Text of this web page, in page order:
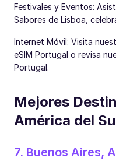
Festivales y Eventos:
Sabores de Lisboa,
Internet Móvil: Visita
eSIM Portugal o revisa
Portugal.
Mejores
América del
7. Buenos Aires,